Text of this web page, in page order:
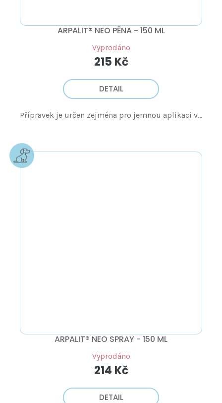
ARPALIT® NEO PĚNA - 150 ML
Vyprodáno
215 Kč
DETAIL
Přípravek je určen zejména pro jemnou aplikaci v...
ARPALIT® NEO SPRAY - 150 ML
Vyprodáno
214 Kč
DETAIL